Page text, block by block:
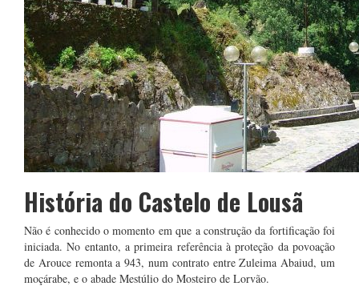
História do Castelo de Lousã
Não é conhecido o momento em que a construção da fortificação foi
iniciada. No entanto, a primeira referência à proteção da povoação
de Arouce remonta a 943, num contrato entre Zuleima Abaiud, um
moçárabe, e o abade Mestúlio do Mosteiro de Lorvão.